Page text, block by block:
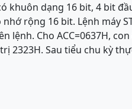
khuôn dạng 16 bit, 4 bit
rộng 16 bit. Lệnh máy
lệnh. Cho ACC=0637H,
2323H. Sau tiểu chu kỳ